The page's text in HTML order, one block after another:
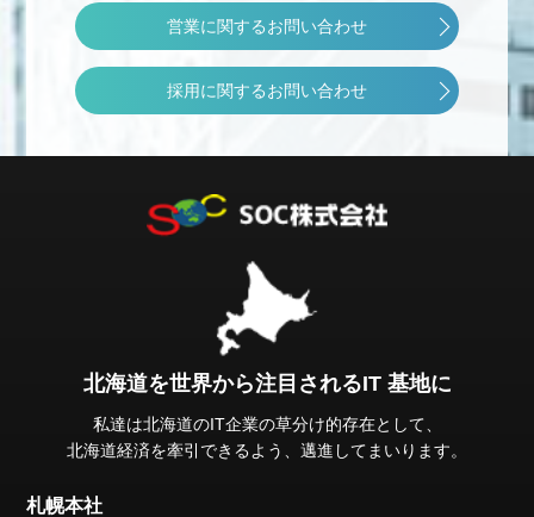
営業に関するお問い合わせ
採用に関するお問い合わせ
北海道を世界から注目されるIT 基地に
私達は北海道のIT企業の草分け的存在として、
北海道経済を牽引できるよう、邁進してまいります。
札幌本社